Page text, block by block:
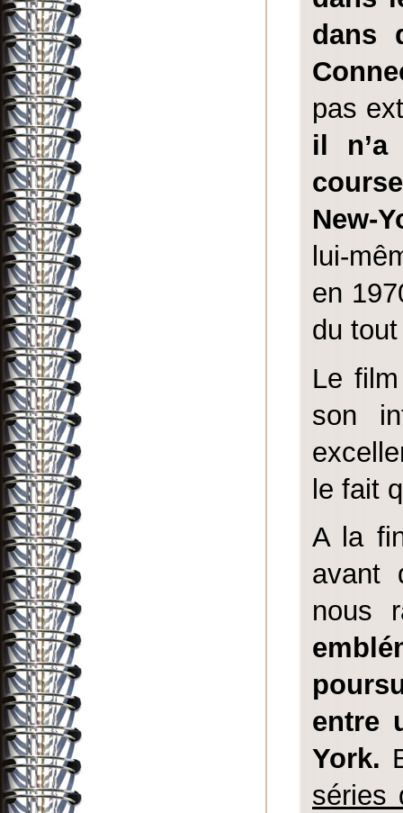
dans
pas
il n’a
New-
lui-
en
du
Le
son
le fait
A la
avant
nous
entre
York.
séries